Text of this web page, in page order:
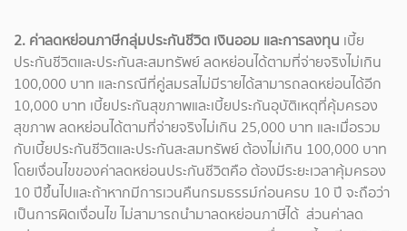
2. ค่าลดหย่อนภาษีกลุ่มประกันชีวิต เงินออม และการลงทุน เบี้ย
ประกันชีวิตและประกันสะสมทรัพย์ ลดหย่อนได้ตามที่จ่ายจริงไม่เกิน
100,000 บาท และกรณีที่คู่สมรสไม่มีรายได้สามารถลดหย่อนได้อีก
10,000 บาท เบี้ยประกันสุขภาพและเบี้ยประกันอุบัติเหตุที่คุ้มครอง
สุขภาพ ลดหย่อนได้ตามที่จ่ายจริงไม่เกิน 25,000 บาท และเมื่อรวม
กับเบี้ยประกันชีวิตและประกันสะสมทรัพย์ ต้องไม่เกิน 100,000 บาท
โดยเงื่อนไขของค่าลดหย่อนประกันชีวิตคือ ต้องมีระยะเวลาคุ้มครอง
10 ปีขึ้นไปและถ้าหากมีการเวนคืนกรมธรรม์ก่อนครบ 10 ปี จะถือว่า
เป็นการผิดเงื่อนไข ไม่สามารถนำมาลดหย่อนภาษีได้ ส่วนค่าลด